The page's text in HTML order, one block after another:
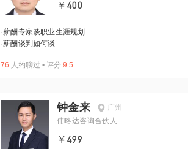
￥400
·薪酬专家谈职业生涯规划
·薪酬谈判如何谈
76 人约聊过 • 评分 9.5
钟金来
广州
伟略达咨询合伙人
￥499